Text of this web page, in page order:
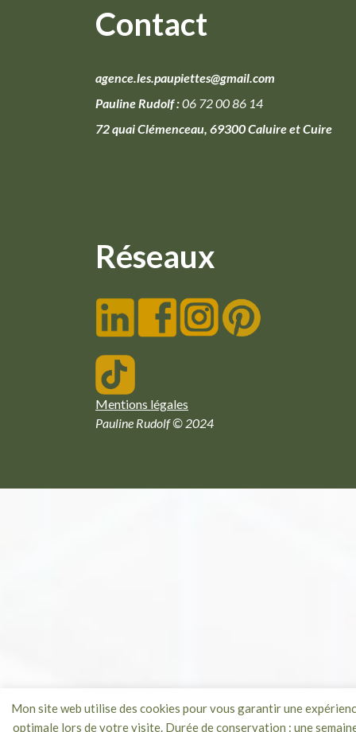
Mon site web utilise des cookies pour vous garantir une
optimale lors de votre visite. Durée de conservation : une
Contact
agence.les.paupiettes@gmail.com
Pauline Rudolf :06 72 00 86 14
72 quai Clémenceau, 69300 Caluire et Cuire
Réseaux
Mentions légales
Pauline Rudolf © 2024